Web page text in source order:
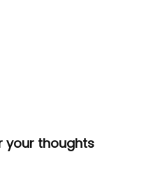
your thoughts